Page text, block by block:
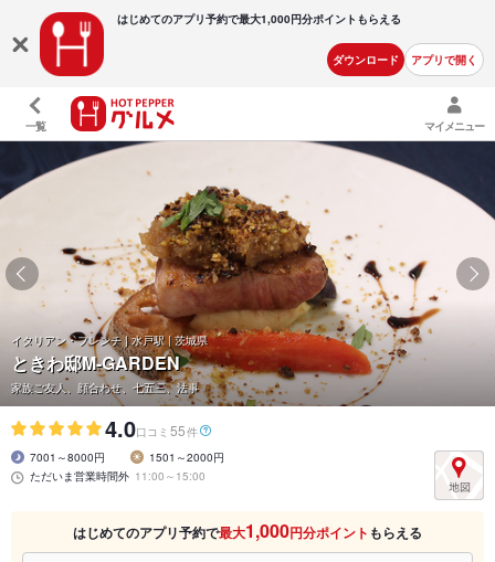
はじめてのアプリ予約で最大1,000円分ポイントもらえる
ダウンロード アプリで開く
一覧 マイメニュー
イタリアン・フレンチ | 水戸駅 | 茨城県
ときわ邸M-GARDEN
家族ご友人、顔合わせ、七五三、法事
4.0口コミ 55件
7001～8000円
1501～2000円
ただいま営業時間外 11:00～15:00
はじめてのアプリ予約で最大1,000円分ポイント もらえる